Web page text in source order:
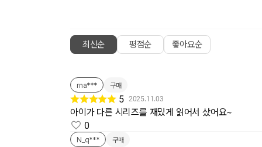
최신순 평점순 좋아요순
rna*** 구매
5 2025.11.03
아이가 다른 시리즈를 재밌게 읽어서 샀어요~
0
N_q*** 구매